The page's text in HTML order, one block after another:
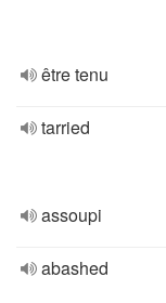
être tenu
tarried
assoupi
abashed